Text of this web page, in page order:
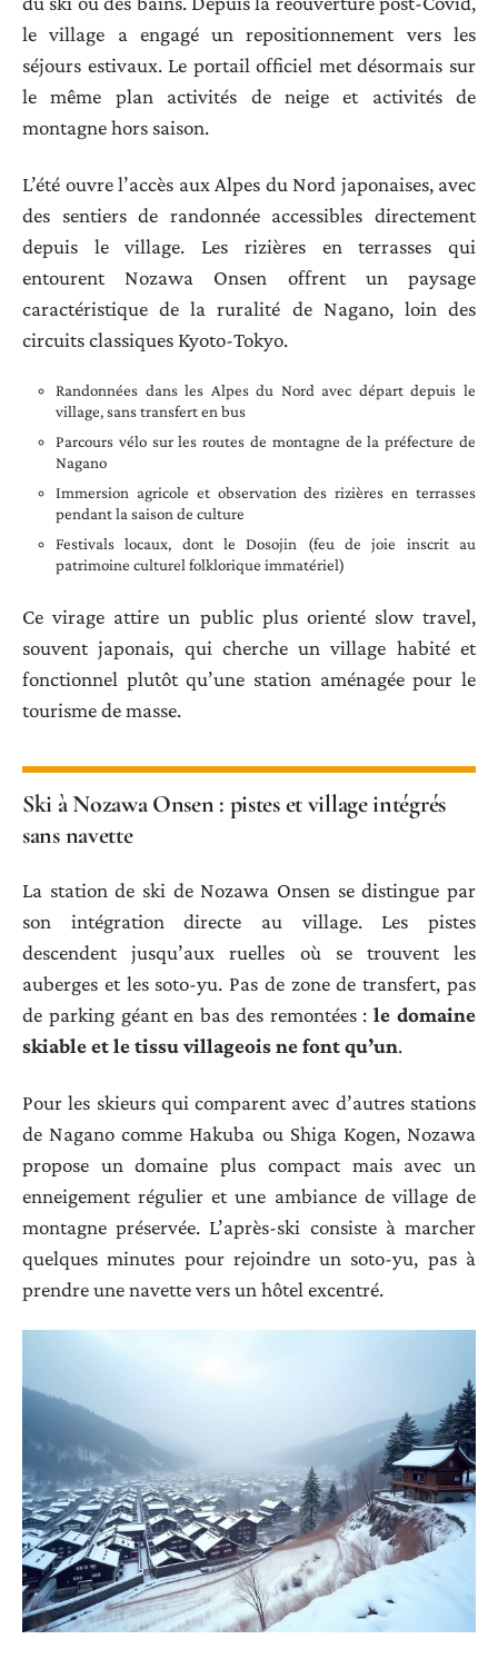
le village a engagé un repositionnement vers les
séjours estivaux. Le portail officiel met désormais sur
le même plan activités de neige et activités de
montagne hors saison.
L’été ouvre l’accès aux Alpes du Nord japonaises, avec
des sentiers de randonnée accessibles directement
depuis le village. Les rizières en terrasses qui
entourent Nozawa Onsen offrent un paysage
caractéristique de la ruralité de Nagano, loin des
circuits classiques Kyoto-Tokyo.
Randonnées dans les Alpes du Nord avec départ depuis le
village, sans transfert en bus
Parcours vélo sur les routes de montagne de la préfecture de
Nagano
Immersion agricole et observation des rizières en terrasses
pendant la saison de culture
Festivals locaux, dont le Dosojin (feu de joie inscrit au
patrimoine culturel folklorique immatériel)
Ce virage attire un public plus orienté slow travel,
souvent japonais, qui cherche un village habité et
fonctionnel plutôt qu’une station aménagée pour le
tourisme de masse.
Ski à Nozawa Onsen : pistes et village intégrés
sans navette
La station de ski de Nozawa Onsen se distingue par
son intégration directe au village. Les pistes
descendent jusqu’aux ruelles où se trouvent les
auberges et les soto-yu. Pas de zone de transfert, pas
de parking géant en bas des remontées :le domaine
skiable et le tissu villageois ne font qu’un.
Pour les skieurs qui comparent avec d’autres stations
de Nagano comme Hakuba ou Shiga Kogen, Nozawa
propose un domaine plus compact mais avec un
enneigement régulier et une ambiance de village de
montagne préservée. L’après-ski consiste à marcher
quelques minutes pour rejoindre un soto-yu, pas à
prendre une navette vers un hôtel excentré.